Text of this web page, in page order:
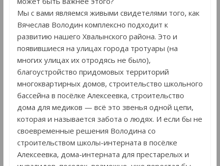
Мы с вами являемся живыми свидетелями того, как
Вячеслав Володин комплексно подходит к
развитию нашего Хвалынского района. Это и
появившиеся на улицах города тротуары (на
многих улицах их отродясь не было),
благоустройство придомовых территорий
многоквартирных домов, строительство школьного
бассейна в посёлке Алексеевка, строительство
дома для медиков — всё это звенья одной цепи,
которая и называется забота о людях. И если бы не
своевременные решения Володина со
строительством школы-интерната в посёлке
Алексеевка, дома-интерната для престарелых и